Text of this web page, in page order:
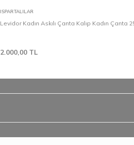
Sepete Ekle
ISPARTALILAR
Levidor Kadın Askılı Çanta Kalıp Kadın Çanta
2.000,00 TL